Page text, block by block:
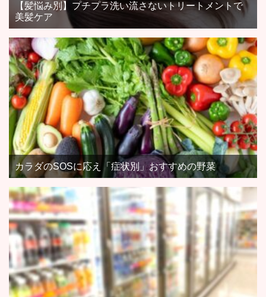
【髪悩み別】プチプラ洗い流さないトリートメントで
美髪ケア
カラダのSOSに応え「症状別」おすすめの野菜